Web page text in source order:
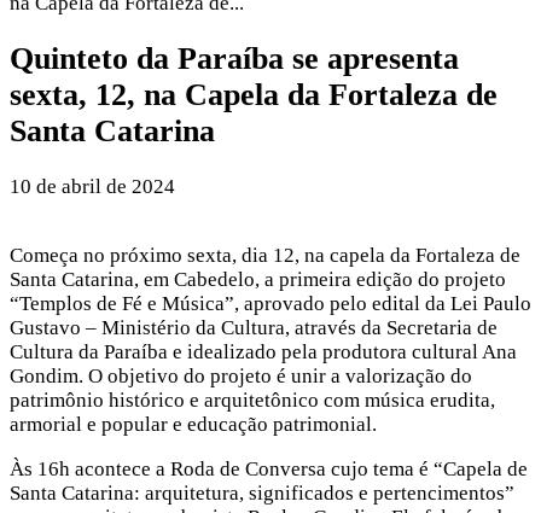
Quinteto da Paraíba se apresenta
sexta, 12, na Capela da Fortaleza de
Santa Catarina
10 de abril de 2024
Começa no próximo sexta, dia 12, na capela da Fortaleza de
Santa Catarina, em Cabedelo, a primeira edição do projeto
“Templos de Fé e Música”, aprovado pelo edital da Lei Paulo
Gustavo – Ministério da Cultura, através da Secretaria de
Cultura da Paraíba e idealizado pela produtora cultural Ana
Gondim. O objetivo do projeto é unir a valorização do
patrimônio histórico e arquitetônico com música erudita,
armorial e popular e educação patrimonial.
Às 16h acontece a Roda de Conversa cujo tema é “Capela de
Santa Catarina: arquitetura, significados e pertencimentos”